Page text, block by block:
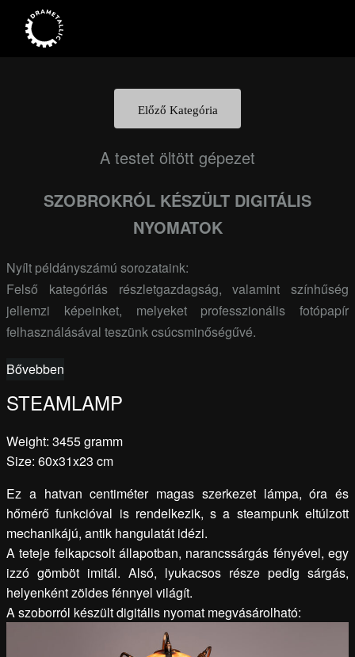
Előző Kategória
A testet öltött gépezet
SZOBROKRÓL KÉSZÜLT DIGITÁLIS
NYOMATOK
Nyílt példányszámú sorozataink:
Felső kategóriás részletgazdagság, valamint színhűség
jellemzi képeinket, melyeket professzionális fotópapír
felhasználásával teszünk csúcsminőségűvé.
Bővebben
STEAMLAMP
Weight: 3455 gramm
Size: 60x31x23 cm
Ez a hatvan centiméter magas szerkezet lámpa, óra és
hőmérő funkcióval is rendelkezik, s a steampunk eltúlzott
mechanikájú, antik hangulatát idézi.
A teteje felkapcsolt állapotban, narancssárgás fényével, egy
izzó gömböt imitál. Alsó, lyukacsos része pedig sárgás,
helyenként zöldes fénnyel világít.
A szoborról készült digitális nyomat megvásárolható: